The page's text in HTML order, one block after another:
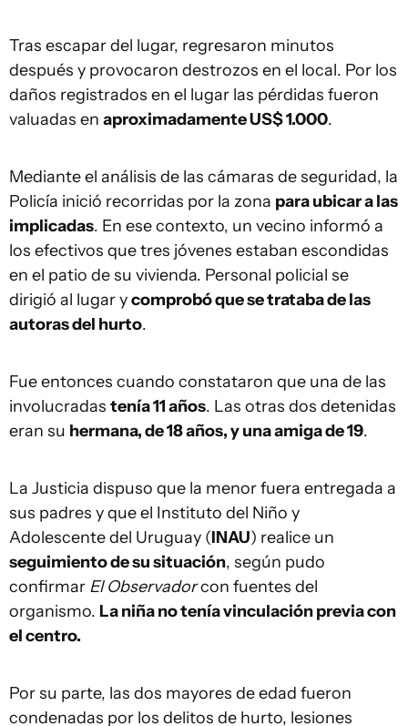
Tras escapar del lugar, regresaron minutos
después y provocaron destrozos en el local. Por los
daños registrados en el lugar las pérdidas fueron
valuadas en aproximadamente US$ 1.000.
Mediante el análisis de las cámaras de seguridad, la
Policía inició recorridas por la zona para ubicar a las
implicadas. En ese contexto, un vecino informó a
los efectivos que tres jóvenes estaban escondidas
en el patio de su vivienda. Personal policial se
dirigió al lugar ycomprobó que se trataba de las
autoras del hurto.
Fue entonces cuando constataron que una de las
involucradas tenía 11 años. Las otras dos detenidas
eran su hermana, de 18 años, y una amiga de 19.
La Justicia dispuso que la menor fuera entregada a
sus padres y que el Instituto del Niño y
Adolescente del Uruguay (INAU) realice un
seguimiento de su situación, según pudo
confirmar El Observadorcon fuentes del
organismo. La niña no tenía vinculación previa con
el centro.
Por su parte, las dos mayores de edad fueron
condenadas por los delitos de hurto, lesiones